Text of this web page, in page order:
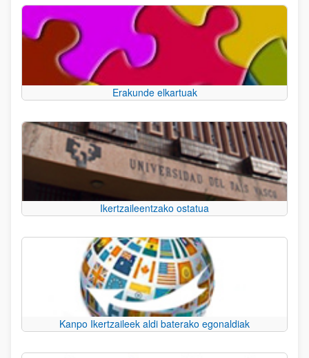
Erakunde elkartuak
Ikertzaileentzako ostatua
Kanpo Ikertzaileek aldi baterako egonaldiak